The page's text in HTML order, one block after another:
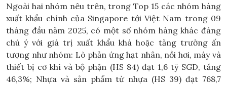
Ngoài hai nhóm nêu trên, trong Top 15 các nhóm hàng
xuất khẩu chính của Singapore tới Việt Nam trong 09
tháng đầu năm 2025, có một số nhóm hàng khác đáng
chú ý với giá trị xuất khẩu khá hoặc tăng trưởng ấn
tượng như nhóm: Lò phản ứng hạt nhân, nồi hơi, máy và
thiết bị cơ khí và bộ phận (HS 84) đạt 1,6 tỷ SGD, tăng
46,3%; Nhựa và sản phẩm từ nhựa (HS 39) đạt 768,7